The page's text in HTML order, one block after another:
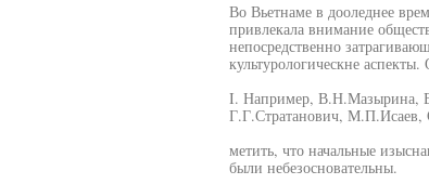
Во Вьетнаме в дооледнее
привлекала внимание
непосредственно
культурологическне
I. Например, В.Н.Мазырина,
Г.Г.Стратанович,
метить, что начальные
были небезосновательны.